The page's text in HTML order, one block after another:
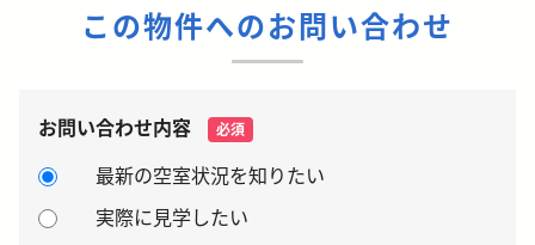
この物件へのお問い合わせ
お問い合わせ内容 必須
最新の空室状況を知りたい
実際に見学したい